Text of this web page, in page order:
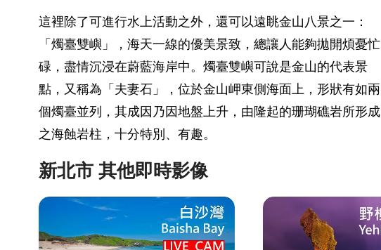
這裡除了可進行水上活動之外，還可以遠眺金山八景之一：
「燭臺雙嶼」，海天一線的優美景致，總讓人能夠拋開煩憂忙
碌，盡情沉浸在蔚藍海岸中。燭臺雙嶼可說是金山的代表景
點，又稱為「夫妻石」，位於金山岬東側海面上，形狀有如兩
個燭臺並列，其成因乃因地盤上升，由隆起的珊瑚礁岩所形成
之海蝕岩柱，十分特別、有趣。
新北市 其他即時影像